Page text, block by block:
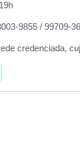
9855 / 99709-
credenciada,